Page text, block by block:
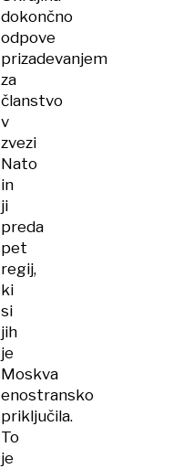
dokončno
odpove
prizadevanjem
za
članstvo
v
zvezi
Nato
in
ji
preda
pet
regij,
ki
si
jih
je
Moskva
enostransko
priključila.
To
je